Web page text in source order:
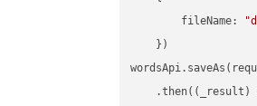
fileName:
    })
    .then(
( _result )